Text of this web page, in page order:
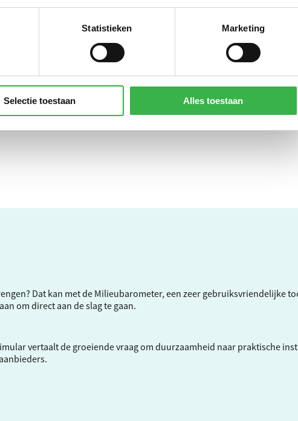
Statistieken Marketing
Selectie toestaan Alles toestaan
Dat kan met de Milieubarometer, een zeer gebruiksvriendelijke
om direct aan de slag te gaan.
vertaalt de groeiende vraag om duurzaamheid naar praktische